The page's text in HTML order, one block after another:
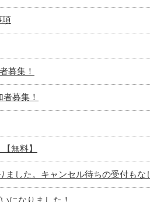
項
募集！
募集！
無料】
した。キャンセル待ちの受付もな
になりました！